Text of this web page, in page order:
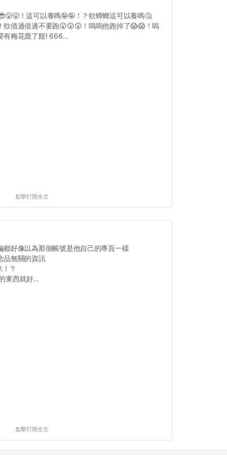
！這可以養嗎🤪🤪！？欸蟑螂這可以養嗎🤔
欸借過借過不要跑😲😲😲！嗚嗚他跑掉了😱😱！嗚
有梅花鹿了餒! 666...
點擊打開全文
好像以為那個帳號是他自己的專頁一樣
品無關的資訊
？
東西就好...
點擊打開全文